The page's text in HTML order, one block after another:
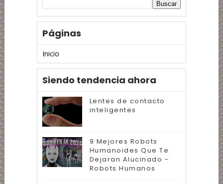
Páginas
Inicio
Siendo tendencia ahora
Lentes de contacto
inteligentes
9 Mejores Robots
Humanoides Que Te
Dejaran Alucinado -
Robots Humanos